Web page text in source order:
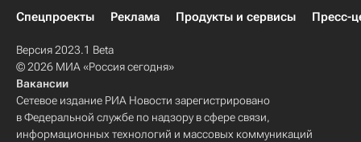
Спецпроекты
Реклама Продукты и сервисы Пресс-
Версия 2023.1 Beta
© 2026 МИА «Россия сегодня»
Вакансии
Сетевое издание РИА Новости зарегистрировано
в Федеральной службе по надзору в сфере связи,
информационных технологий и массовых коммуникаций